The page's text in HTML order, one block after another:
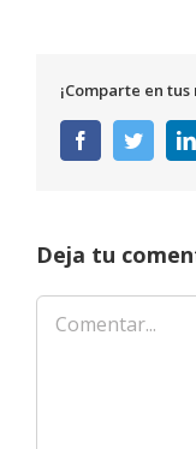
¡Comparte en tus
FacebookTwitter
Deja tu
Comentar